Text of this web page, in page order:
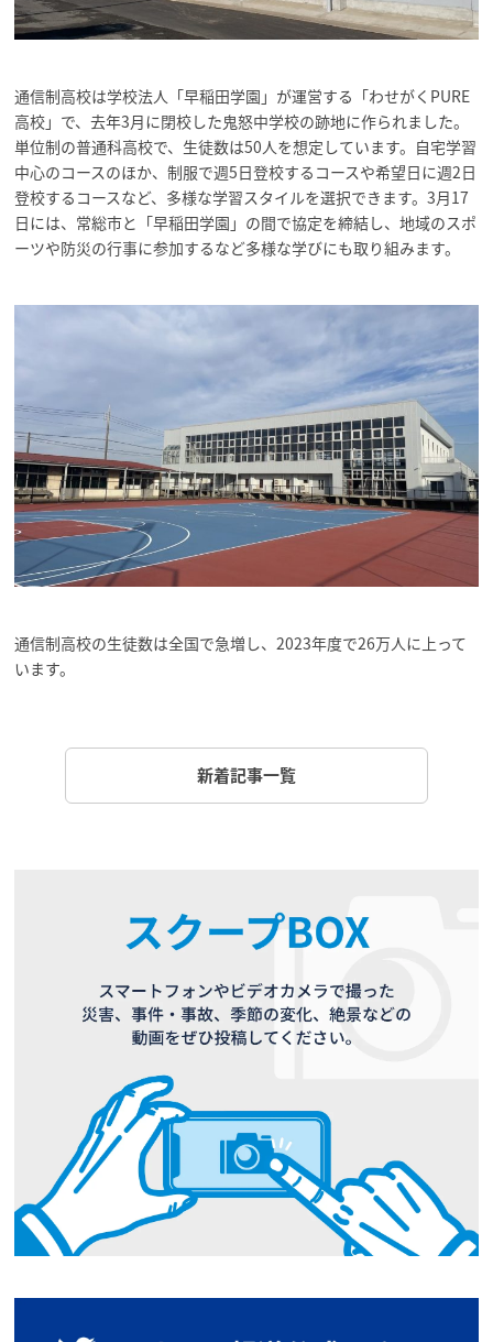
通信制高校は学校法人「早稲田学園」が運営する「わせがくPURE
高校」で、去年3月に閉校した鬼怒中学校の跡地に作られました。
単位制の普通科高校で、生徒数は50人を想定しています。自宅学習
中心のコースのほか、制服で週5日登校するコースや希望日に週2日
登校するコースなど、多様な学習スタイルを選択できます。3月17
日には、常総市と「早稲田学園」の間で協定を締結し、地域のスポ
ーツや防災の行事に参加するなど多様な学びにも取り組みます。
通信制高校の生徒数は全国で急増し、2023年度で26万人に上って
います。
新着記事一覧